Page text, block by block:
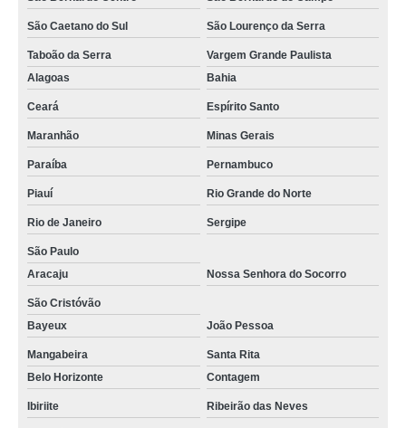
São Caetano do Sul São Lourenço da Serra
Taboão da Serra
Vargem Grande Paulista
Alagoas
Bahia
Ceará Espírito Santo
Maranhão Minas Gerais
Paraíba Pernambuco
Piauí Rio Grande do Norte
Rio de Janeiro Sergipe
São Paulo
Aracaju
Nossa Senhora do Socorro
São Cristóvão
Bayeux
João Pessoa
Mangabeira
Santa Rita
Belo Horizonte
Contagem
Ibiriite Ribeirão das Neves